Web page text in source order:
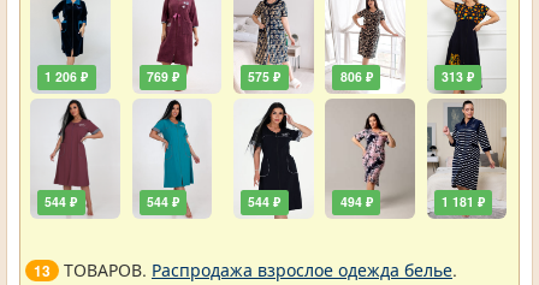
1 206 ₽
544 ₽
769 ₽
544 ₽
575 ₽
544 ₽
806 ₽
494 ₽
313 ₽
1 181 ₽
13 ТОВАРОВ. Распродажа взрослое одежда белье.